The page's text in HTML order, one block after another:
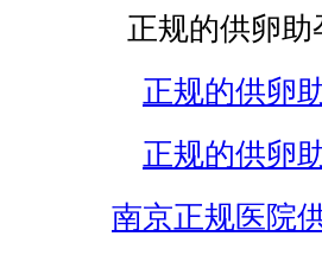
正规的供卵助
正规的供卵
正规的供卵
南京正规医院